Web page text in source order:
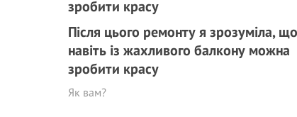
Після цього ремонту я зрозуміла, що
навіть із жахливого балкону можна
зробити красу
Як вам?